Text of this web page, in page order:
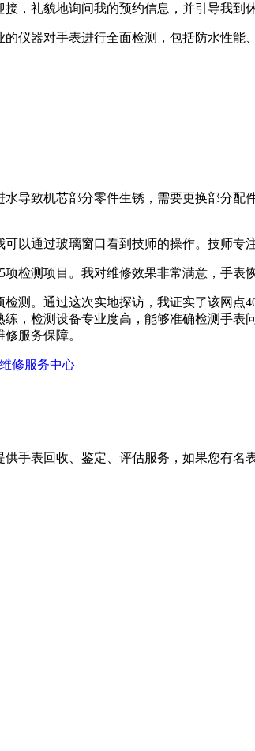
，礼貌地询问我的预约信息，并引导我到
仪器对手表进行全面检测，包括防水性
导致机芯部分零件生锈，需要更换部分
以通过玻璃窗口看到技师的操作。技师专
检测项目。我对维修效果非常满意，手表
测。通过这次实地探访，我证实了该网点
，检测设备专业度高，能够准确检测手表
服务保障。
修服务中心
手表回收、鉴定、评估服务，如果您有名